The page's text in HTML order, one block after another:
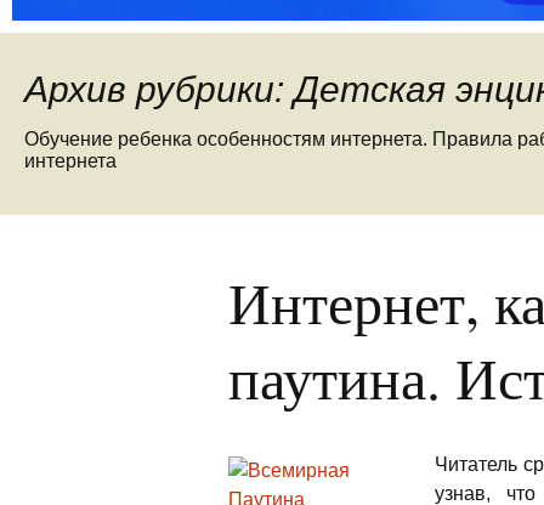
Архив рубрики: Детская
Обучение ребенка особенностям интернета. Правила
интернета
Интернет,
паутина.
Читатель
узнав,